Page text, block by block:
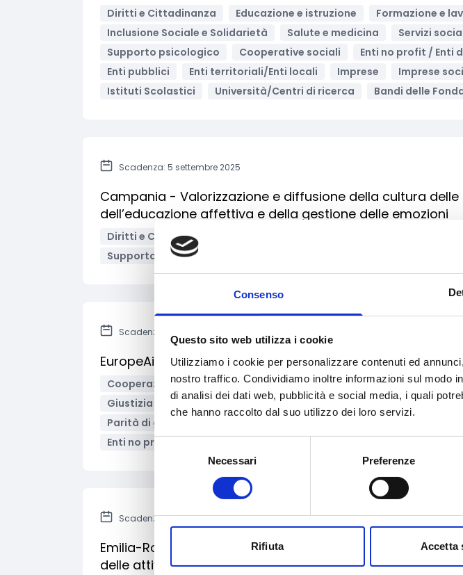
Consenso
Questo sito web utilizza i cookie
Utilizziamo i cookie per personalizzare contenuti ed
nostro traffico. Condividiamo inoltre informazioni sul modo
di analisi dei dati web, pubblicità e social media, i quali
che hanno raccolto dal suo utilizzo dei loro servizi.
Selezione
Necessari Preferenze
Rifiuta Accetta
Diritti e Cittadinanza Educazione e istruzione Formazione e
Inclusione Sociale e Solidarietà
Salute e medicina
Servizi
Supporto psicologico
Cooperative sociali
Enti no profit / Enti
Enti pubblici
Enti territoriali/Enti locali Imprese
Imprese
Istituti Scolastici
Università/Centri di ricerca Bandi delle
Scadenza: 5 settembre 2025
Campania - Valorizzazione e diffusione della cultura
dell’educazione affettiva e della gestione delle emozioni
Diritti e Cittadinanza
Supporto psicologico
Scadenza: 4 settembre 2025
EuropeAid - Sostegno alle Organizzazioni della Società
Cooperazione Internazionale Diritti e Cittadinanza
Giustizia e sicurezza
Inclusione Sociale e Solidarietà
Media e
Parità di genere
Enti no profit / Enti del Terzo Settore
Scadenza: 31 luglio 2025
Emilia-Romagna - Contributi per iniziative dirette a
delle attività sportive